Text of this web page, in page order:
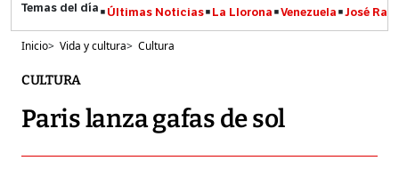
Últimas Noticias La Llorona Venezuela José
Inicio> Vida y cultura> Cultura
CULTURA
Paris lanza gafas de sol